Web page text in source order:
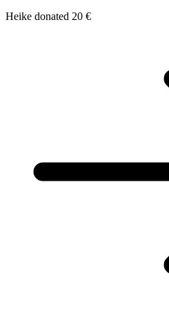
Heike donated 20 €